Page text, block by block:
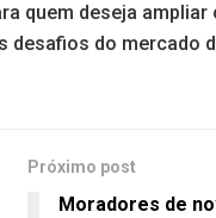
quem deseja
do mercado
Próximo post
Moradores de